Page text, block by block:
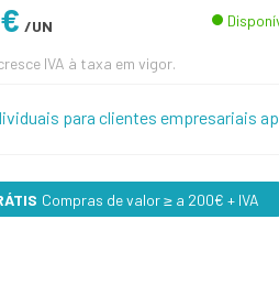
/UN
IVA à taxa em vigor.
para clientes empresariais
Compras de valor ≥ a 200€ + IVA